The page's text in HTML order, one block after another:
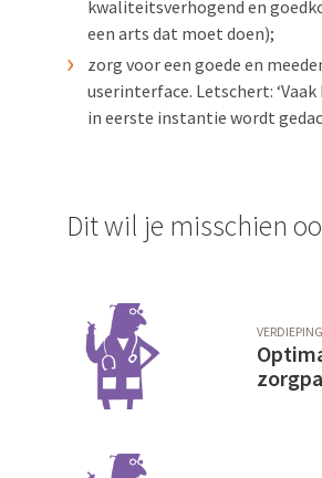
kwaliteitsverhogend en
een arts dat moet doen);
zorg voor een goede en
userinterface. Letschert: ‘Vaak
in eerste instantie wordt
Dit wil je misschien